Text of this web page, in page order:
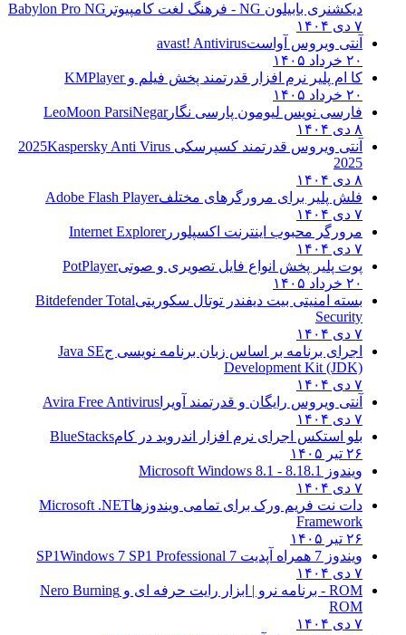
دیکشنری بابیلون NG - فرهنگ لغت کامپیوتر
Babylon Pro NG
۷ دی ۱۴۰۴
آنتی ویروس آواستavast! Antivirus
۲۰ خرداد ۱۴۰۵
کا ام پلیر نرم افزار قدرتمند پخش فیلم وKMPlayer
۲۰ خرداد ۱۴۰۵
فارسی نویس لیومون پارسی نگارLeoMoon ParsiNegar
۸ دی ۱۴۰۴
آنتی ویروس قدرتمند کسپرسکی 2025 Kaspersky Anti Virus
2025
۸ دی ۱۴۰۴
فلش پلیر برای مرورگرهای مختلفAdobe Flash Player
۷ دی ۱۴۰۴
مرورگر محبوب اینترنت اکسپلوررInternet Explorer
۷ دی ۱۴۰۴
پوت پلیر پخش انواع فایل تصویری و صوتیPotPlayer
۲۰ خرداد ۱۴۰۵
بسته امنیتی بیت دیفندر توتال سکوریتیBitdefender Total
Security
۷ دی ۱۴۰۴
اجرای برنامه بر اساس زبان برنامه نویسی جJava SE
Development Kit (JDK)
۷ دی ۱۴۰۴
آنتی ویروس رایگان و قدرتمند آویرا Avira Free Antivirus
۷ دی ۱۴۰۴
بلو استکس اجرای نرم افزار اندروید در کامBlueStacks
۲۶ تیر ۱۴۰۵
ویندوز 8.1
8.1 - Microsoft Windows 8.1
۷ دی ۱۴۰۴
دات نت فریم ورک برای تمامی ویندوزهاMicrosoft .NET
Framework
۲۶ تیر ۱۴۰۵
ویندوز 7 همراه آپدیت 7 SP1
Windows 7 SP1 Professional
۷ دی ۱۴۰۴
ROM - برنامه نرو | ابزار رایت حرفه ای و
Nero Burning
ROM
۷ دی ۱۴۰۴